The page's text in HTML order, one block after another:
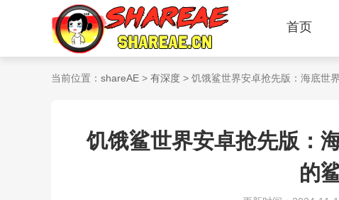
首页
当前位置： shareAE > 有深度 > 饥饿鲨世界安卓抢先版：海底世
饥饿鲨世界安卓抢先版：
的